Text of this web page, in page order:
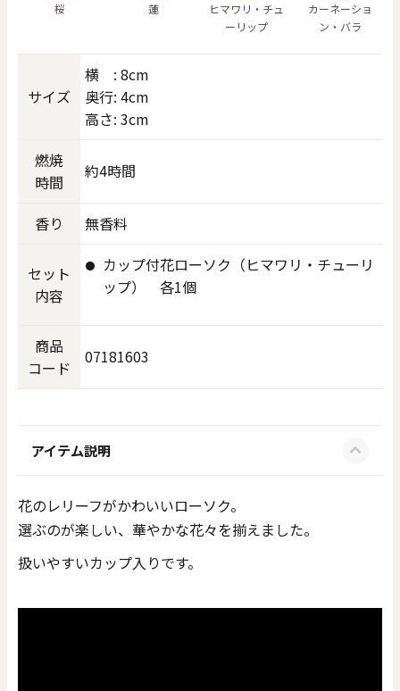
桜 蓮
ヒマワリ・チュ
ーリップ
カーネーショ
ン・バラ
サイズ
横 : 8cm
奥行: 4cm
高さ: 3cm
燃焼
時間
約4時間
香り 無香料
セット
内容
カップ付花ローソク（ヒマワリ・チューリ
ップ） 各1個
商品
コード
07181603
アイテム説明
花のレリーフがかわいいローソク。
選ぶのが楽しい、華やかな花々を揃えました。
扱いやすいカップ入りです。